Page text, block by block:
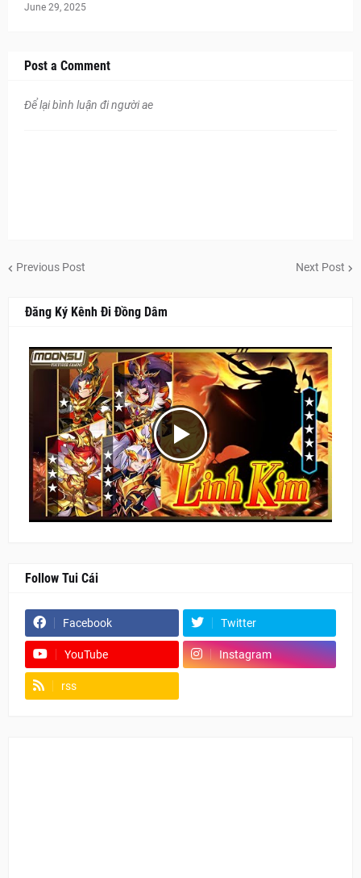
June 29, 2025
Post a Comment
Để lại bình luận đi người ae
Previous Post Next Post
Đăng Ký Kênh Đi Đồng Dâm
Follow Tui Cái
Facebook Twitter
YouTube Instagram
rss